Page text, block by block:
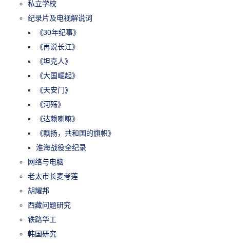
私立学校
纪录片及电视解说词
《30年纪事》
《再说长江》
《坦克人》
《大国崛起》
《天安门》
《河殇》
《达赖喇嘛》
《飘扬，共和国的旗帜》
淮海战役全纪录
网络与电脑
老太市长麦考莲
胡耀邦
西藏问题研究
铁路华工
韩国研究